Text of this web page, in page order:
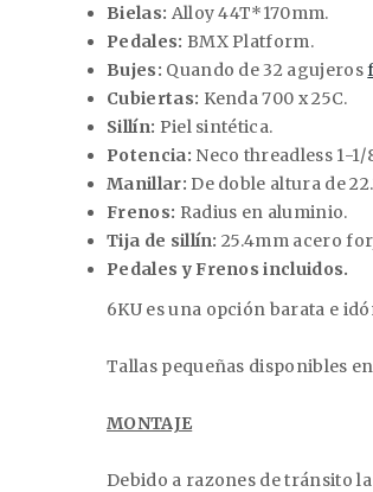
Bielas: Alloy 44T*170mm.
Pedales: BMX Platform.
Bujes: Quando de 32 agujeros
Cubiertas: Kenda 700 x 25C.
Sillín: Piel sintética.
Potencia: Neco threadless 1-1/
Manillar: De doble altura de
Frenos: Radius en aluminio.
Tija de sillín:25.4mm acero
Pedales y Frenos incluidos.
6KU es una opción barata e
Tallas pequeñas disponibles
MONTAJE
Debido a razones de tránsito